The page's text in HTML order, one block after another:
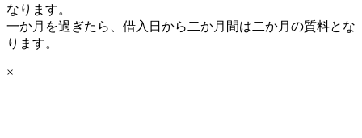
なります。
一か月を過ぎたら、借入日から二か月間は二か月の質料とな
ります。
×